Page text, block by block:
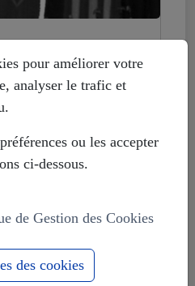
: les Européistes
unité sur la
pour améliorer votre
analyser le trafic et
ou les accepter
ci-dessous.
de Gestion des Cookies
des cookies